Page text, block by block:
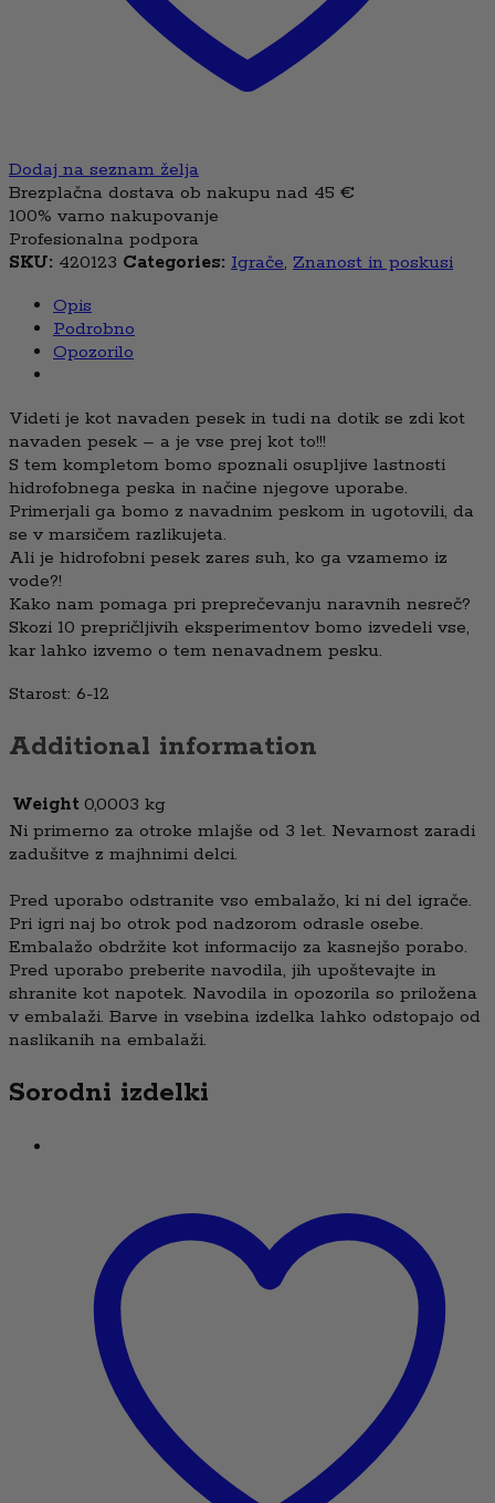
Dodaj na seznam želja
Brezplačna dostava ob nakupu nad 45 €
100% varno nakupovanje
Profesionalna podpora
SKU: 420123 Categories: Igrače, Znanost in poskusi
Opis
Podrobno
Opozorilo
Videti je kot navaden pesek in tudi na dotik se zdi kot
navaden pesek – a je vse prej kot to!!!
S tem kompletom bomo spoznali osupljive lastnosti
hidrofobnega peska in načine njegove uporabe.
Primerjali ga bomo z navadnim peskom in ugotovili, da
se v marsičem razlikujeta.
Ali je hidrofobni pesek zares suh, ko ga vzamemo iz
vode?!
Kako nam pomaga pri preprečevanju naravnih nesreč?
Skozi 10 prepričljivih eksperimentov bomo izvedeli vse,
kar lahko izvemo o tem nenavadnem pesku.
Starost: 6-12
Additional information
Weight 0,0003 kg
Ni primerno za otroke mlajše od 3 let. Nevarnost zaradi
zadušitve z majhnimi delci.
Pred uporabo odstranite vso embalažo, ki ni del igrače.
Pri igri naj bo otrok pod nadzorom odrasle osebe.
Embalažo obdržite kot informacijo za kasnejšo porabo.
Pred uporabo preberite navodila, jih upoštevajte in
shranite kot napotek. Navodila in opozorila so priložena
v embalaži. Barve in vsebina izdelka lahko odstopajo od
naslikanih na embalaži.
Sorodni izdelki